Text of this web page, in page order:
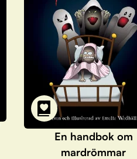
En handbok om
mardrömmar